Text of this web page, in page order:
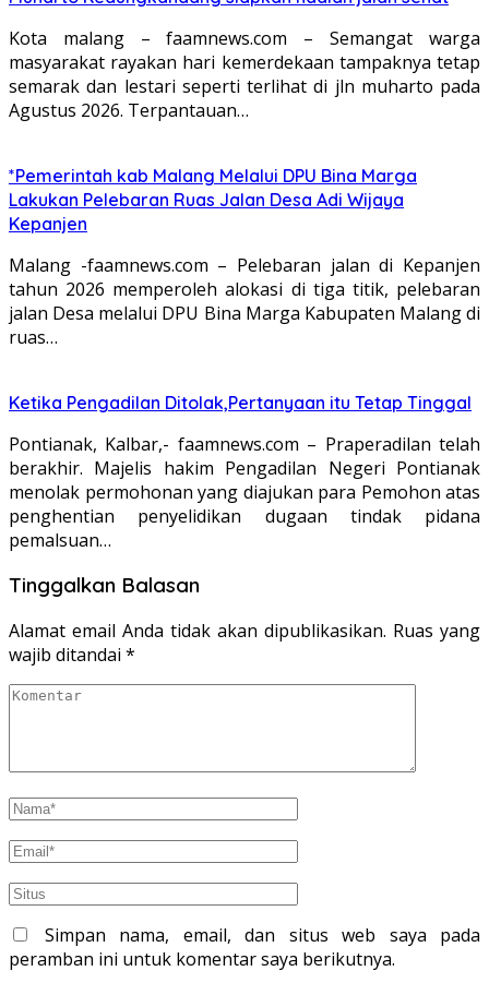
Kota malang – faamnews.com – Semangat warga
masyarakat rayakan hari kemerdekaan tampaknya tetap
semarak dan lestari seperti terlihat di jln muharto pada
Agustus 2026. Terpantauan…
*Pemerintah kab Malang Melalui DPU Bina Marga
Lakukan Pelebaran Ruas Jalan Desa Adi Wijaya
Kepanjen
Malang -faamnews.com – Pelebaran jalan di Kepanjen
tahun 2026 memperoleh alokasi di tiga titik, pelebaran
jalan Desa melalui DPU Bina Marga Kabupaten Malang di
ruas…
Ketika Pengadilan Ditolak,Pertanyaan itu Tetap Tinggal
Pontianak, Kalbar,- faamnews.com – Praperadilan telah
berakhir. Majelis hakim Pengadilan Negeri Pontianak
menolak permohonan yang diajukan para Pemohon atas
penghentian penyelidikan dugaan tindak pidana
pemalsuan…
Tinggalkan Balasan
Alamat email Anda tidak akan dipublikasikan. Ruas yang
wajib ditandai *
Simpan nama, email, dan situs web saya pada
peramban ini untuk komentar saya berikutnya.